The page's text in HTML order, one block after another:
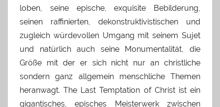
loben, seine epische, exquisite Bebilderung,
seinen raffinierten, dekonstruktivistischen und
zugleich würdevollen Umgang mit seinem Sujet
und natürlich auch seine Monumentalität, die
Größe mit der er sich nicht nur an christliche
sondern ganz allgemein menschliche Themen
heranwagt. The Last Temptation of Christ ist ein
gigantisches, episches Meisterwerk zwischen